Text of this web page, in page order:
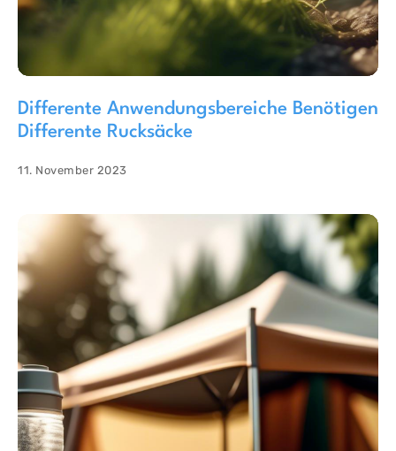
Differente Anwendungsbereiche Benötigen
Differente Rucksäcke
11. November 2023